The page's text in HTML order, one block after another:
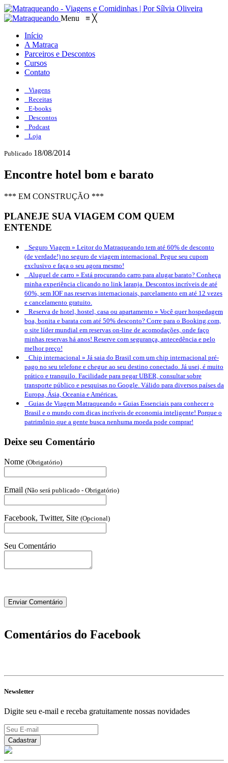
Menu ≡ ╳
Início
A Matraca
Parceiros e Descontos
Cursos
Contato
Viagens
Receitas
E-books
Descontos
Podcast
Loja
Publicado 18/08/2014
Encontre hotel bom e barato
*** EM CONSTRUÇÃO ***
PLANEJE SUA VIAGEM COM QUEM
ENTENDE
Seguro Viagem » Leitor do Matraqueando tem até 60% de desconto
(de verdade!) no seguro de viagem internacional. Pegue seu cupom
exclusivo e faça o seu agora mesmo!
Aluguel de carro » Está procurando carro para alugar barato? Conheça
minha experiência clicando no link laranja. Descontos incríveis de até
60%, sem IOF nas reservas internacionais, parcelamento em até 12 vezes
e cancelamento gratuito.
Reserva de hotel, hostel, casa ou apartamento » Você quer hospedagem
boa, bonita e barata com até 50% desconto? Corre para o Booking.com,
o site líder mundial em reservas on-line de acomodações, onde faço
minhas reservas há anos! Reserve com segurança, antecedência e pelo
melhor preço!
Chip internacional » Já saia do Brasil com um chip internacional pré-
pago no seu telefone e chegue ao seu destino conectado. Já usei, é muito
prático e tranquilo. Facilidade para pegar UBER, consultar sobre
transporte público e pesquisas no Google. Válido para diversos países da
Europa, Ásia, Oceania e Américas.
Guias de Viagem Matraqueando » Guias Essenciais para conhecer o
Brasil e o mundo com dicas incríveis de economia inteligente! Porque o
patrimônio que a gente busca nenhuma moeda pode comprar!
Deixe seu Comentário
Nome (Obrigatório)
Email (Não será publicado - Obrigatório)
Facebook, Twitter, Site (Opcional)
Seu Comentário
Comentários do Facebook
Newsletter
Digite seu e-mail e receba gratuitamente nossas novidades